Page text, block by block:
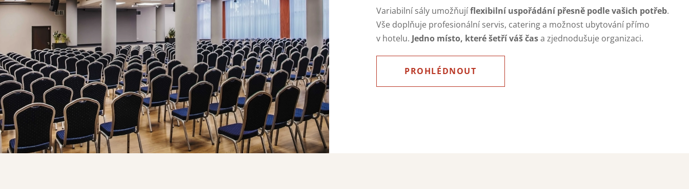
Variabilní sály umožňujíflexibilní uspořádání přesně podle vašich potřeb.
Vše doplňuje profesionální servis, catering a možnost ubytování přímo
v hotelu. Jedno místo, které šetří váš časa zjednodušuje organizaci.
PROHLÉDNOUT